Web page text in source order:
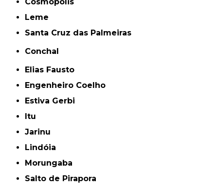
Leme
Santa Cruz das Palmeiras
Conchal
Elias Fausto
Engenheiro Coelho
Estiva Gerbi
Itu
Jarinu
Lindóia
Morungaba
Salto de Pirapora